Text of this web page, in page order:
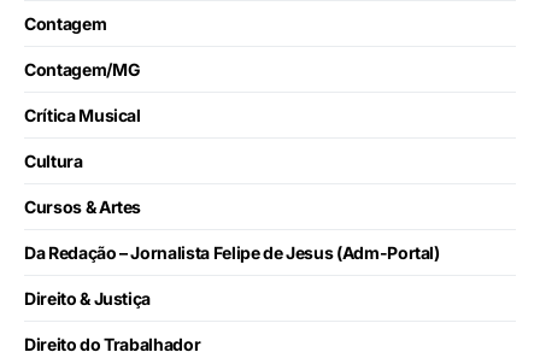
Contagem
Contagem/MG
Crítica Musical
Cultura
Cursos & Artes
Da Redação – Jornalista Felipe de Jesus (Adm-Portal)
Direito & Justiça
Direito do Trabalhador